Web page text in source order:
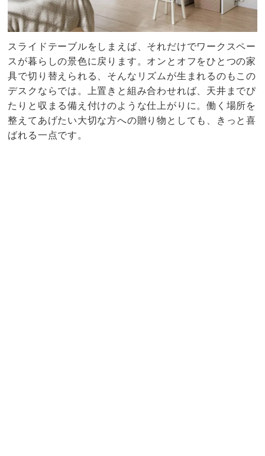
スライドテーブルをしまえば、それだけでワークスペー
スが暮らしの景色に戻ります。オンとオフをひとつの家
具で切り替えられる、そんなリズムが生まれるのもこの
デスクならでは。上置きと組み合わせれば、天井までぴ
たりと収まる備え付けのような仕上がりに。働く場所を
整えてあげたい大切な方への贈り物としても、きっと喜
ばれる一点です。